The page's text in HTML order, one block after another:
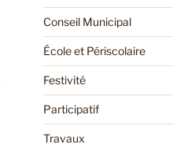
Conseil Municipal
École et Périscolaire
Festivité
Participatif
Travaux